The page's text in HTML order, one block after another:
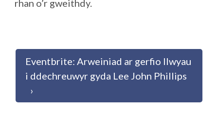
rhan o’r gweithdy.
Eventbrite: Arweiniad ar gerfio llwyau
i ddechreuwyr gyda Lee John Phillips